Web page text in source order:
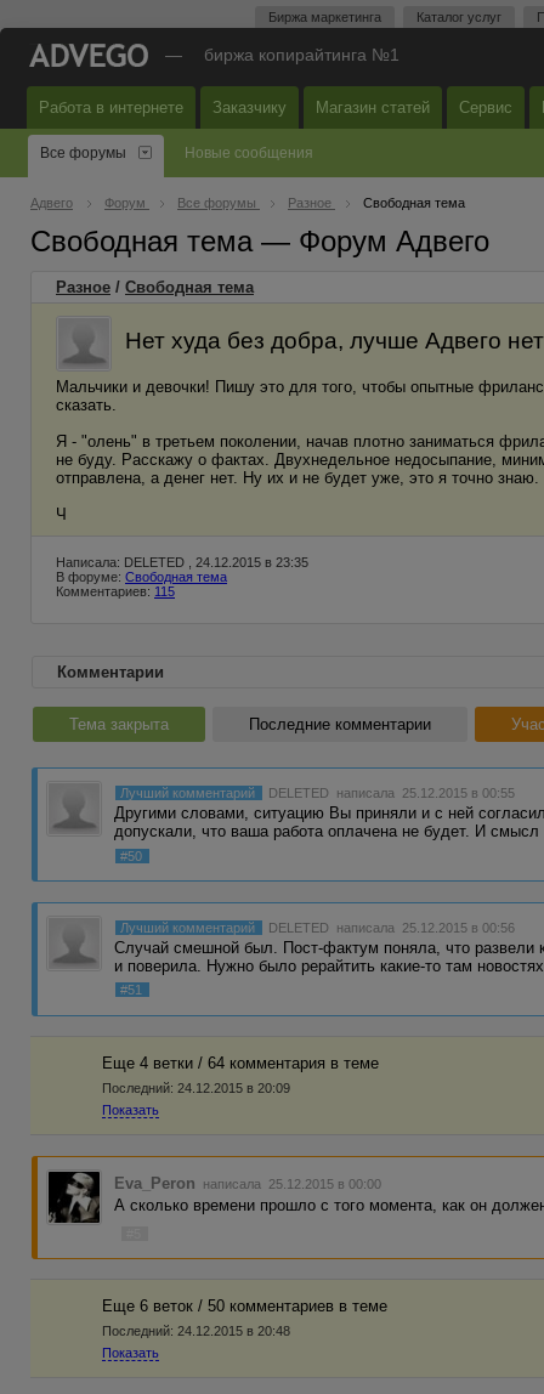
Биржа маркетинга Каталог услуг
— биржа копирайтинга №1
Работа в интернете Заказчику Магазин статей Сервис
Все форумы Новые сообщения
Адвего Форум Все форумы Разное Свободная тема
Свободная тема — Форум Адвего
Разное / Свободная тема
Нет худа без добра, лучше Адвего
Мальчики и девочки! Пишу это для того, чтобы опытные
сказать.
Я - "олень" в третьем поколении, начав плотно заниматься
не буду. Расскажу о фактах. Двухнедельное недосыпание,
отправлена, а денег нет. Ну их и не будет уже, это я точно
Ч
Написала: DELETED , 24.12.2015 в 23:35
В форуме: Свободная тема
Комментариев: 115
Комментарии
Тема закрыта Последние комментарии
Лучший комментарий DELETED написала 25.12.2015 в 00:55
Другими словами, ситуацию Вы приняли и с ней
допускали, что ваша работа оплачена не будет. И смысл
#50
Лучший комментарий DELETED написала 25.12.2015 в 00:56
Случай смешной был. Пост-фактум поняла, что развели
и поверила. Нужно было рерайтить какие-то там
#51
Еще 4 ветки / 64 комментария в темe
Последний: 24.12.2015 в 20:09
Показать
Eva_Peron написала 25.12.2015 в 00:00
А сколько времени прошло с того момента, как он
Еще 6 веток / 50 комментариев в темe
Последний: 24.12.2015 в 20:48
Показать